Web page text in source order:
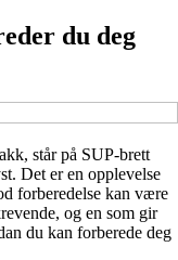
du deg
står på SUP-brett
Det er en opplevelse
forberedelse kan være
og en som gir
du kan forberede deg